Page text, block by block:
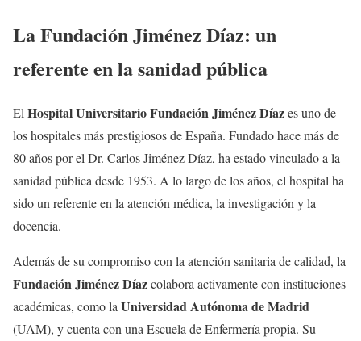
La Fundación Jiménez Díaz: un
referente en la sanidad pública
El Hospital Universitario Fundación Jiménez Díazes uno de
los hospitales más prestigiosos de España. Fundado hace más de
80 años por el Dr. Carlos Jiménez Díaz, ha estado vinculado a la
sanidad pública desde 1953. A lo largo de los años, el hospital ha
sido un referente en la atención médica, la investigación y la
docencia.
Además de su compromiso con la atención sanitaria de calidad, la
Fundación Jiménez Díazcolabora activamente con instituciones
académicas, como la Universidad Autónoma de Madrid
(UAM), y cuenta con una Escuela de Enfermería propia. Su